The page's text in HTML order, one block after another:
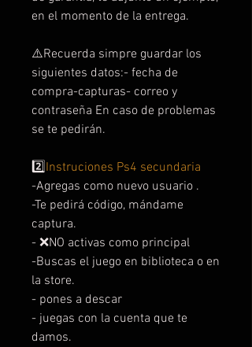
en el momento de la entrega.
⚠️Recuerda simpre guardar los
siguientes datos:- fecha de
compra-capturas- correo y
contraseña En caso de problemas
se te pedirán.
2️⃣Instruciones Ps4 secundaria
-Agregas como nuevo usuario .
-Te pedirá código, mándame
captura.
- ❌NO activas como principal
-Buscas el juego en biblioteca o en
la store.
- pones a descar
- juegas con la cuenta que te
damos.